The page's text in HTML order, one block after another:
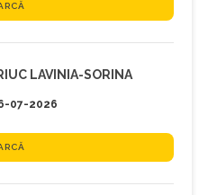
LAVINIA-SORINA
07-2026